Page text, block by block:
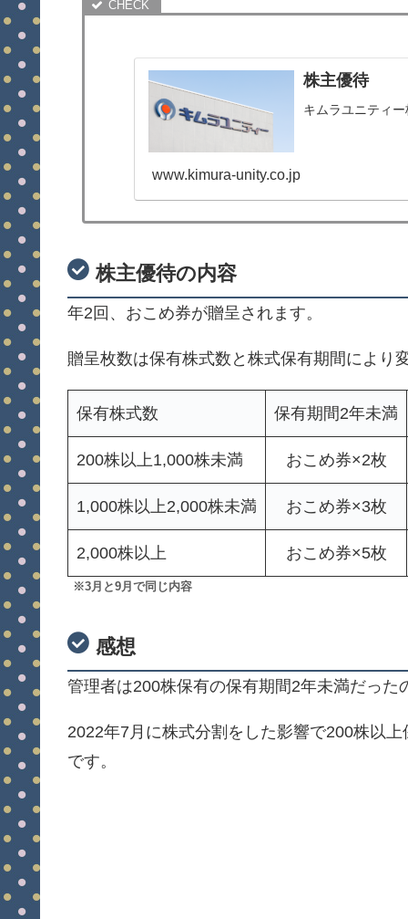
株主優待
キムラユニティ
www.kimura-unity.co.jp
株主優待の内容
年2回、おこめ券が贈呈されます。
贈呈枚数は保有株式数と株式保有期間により
保有株式数 保有期間2年未満
200株以上1,000株未満 おこめ券×2枚
1,000株以上2,000株未満 おこめ券×3枚
2,000株以上 おこめ券×5枚
※3月と9月で同じ内容
感想
管理者は200株保有の保有期間2年未満だった
2022年7月に株式分割をした影響で200株以
です。